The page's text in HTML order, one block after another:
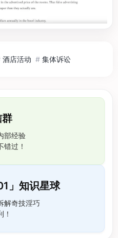
酒店活动 # 集体诉讼
部经验
错过！
」知识星球
解奇技淫巧
！